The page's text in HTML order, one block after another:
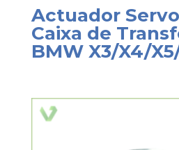
Actuador
Caixa de
BMW X3/X4/